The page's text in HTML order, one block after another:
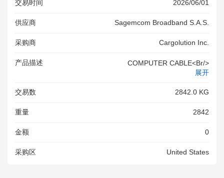
交易时间 2026/06/01
供应商 Sagemcom Broadband S.a.s.
采购商 Cargolution Inc.
产品描述
COMPUTER CABLE<br/>
展开
交易数 2842.0 KG
重量 2842
金额 0
采购区 United States